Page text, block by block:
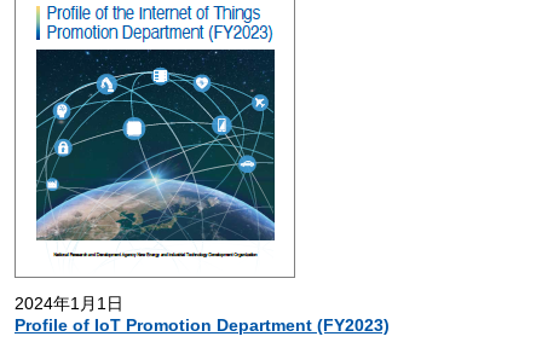
2024年1月1日
Profile of IoT Promotion Department (FY2023)